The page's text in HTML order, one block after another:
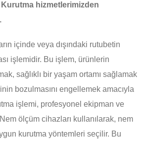
hizmetlerimizden
içinde veya dışındaki rutubetin
işlemidir. Bu işlem, ürünlerin
sağlıklı bir yaşam ortamı sağlamak
bozulmasını engellemek amacıyla
işlemi, profesyonel ekipman ve
ölçüm cihazları kullanılarak, nem
kurutma yöntemleri seçilir. Bu